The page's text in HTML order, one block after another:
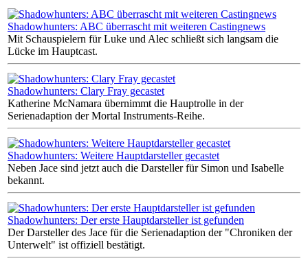
Shadowhunters: ABC überrascht mit weiteren Castingnews
Mit Schauspielern für Luke und Alec schließt sich langsam die
Lücke im Hauptcast.
Shadowhunters: Clary Fray gecastet
Katherine McNamara übernimmt die Hauptrolle in der
Serienadaption der Mortal Instruments-Reihe.
Shadowhunters: Weitere Hauptdarsteller gecastet
Neben Jace sind jetzt auch die Darsteller für Simon und Isabelle
bekannt.
Shadowhunters: Der erste Hauptdarsteller ist gefunden
Der Darsteller des Jace für die Serienadaption der "Chroniken der
Unterwelt" ist offiziell bestätigt.